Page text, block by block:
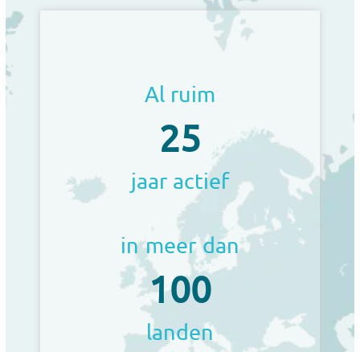
Al ruim
25
jaar actief
in meer dan
100
landen